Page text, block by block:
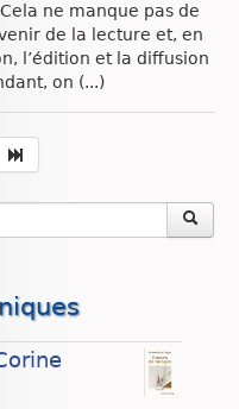
ne manque pas de
de la lecture et, en
l’édition et la diffusion
on (...)